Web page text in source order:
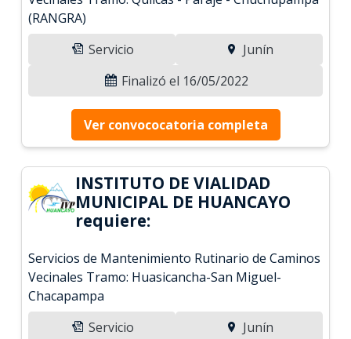
(RANGRA)
Servicio
Junín
Finalizó el 16/05/2022
Ver convococatoria completa
INSTITUTO DE VIALIDAD
MUNICIPAL DE HUANCAYO
requiere:
Servicios de Mantenimiento Rutinario de Caminos
Vecinales Tramo: Huasicancha-San Miguel-
Chacapampa
Servicio
Junín